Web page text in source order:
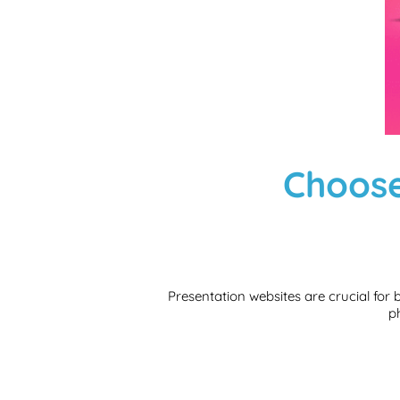
Presentation websites are crucial for